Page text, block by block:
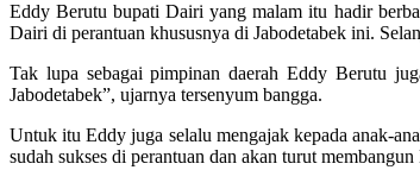
Eddy Berutu bupati Dairi yang malam itu hadir
Dairi di perantuan khususnya di Jabodetabek ini.
Tak lupa sebagai pimpinan daerah Eddy Berutu
Jabodetabek”, ujarnya tersenyum bangga.
Untuk itu Eddy juga selalu mengajak kepada anak-
sudah sukses di perantuan dan akan turut